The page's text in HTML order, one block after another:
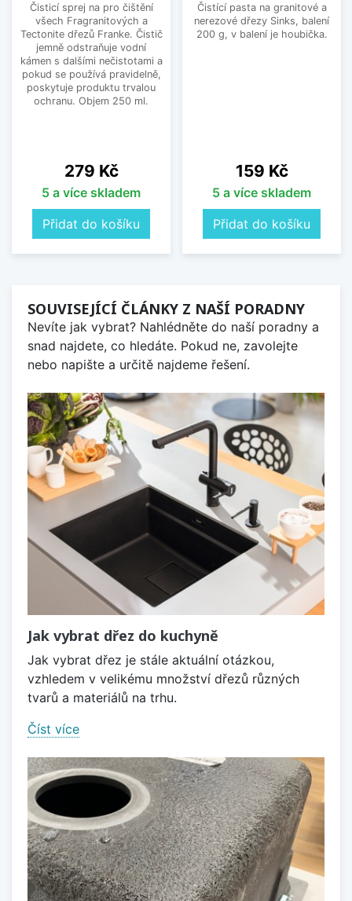
Čisticí sprej na pro čištění
všech Fragranitových a
Tectonite dřezů Franke. Čistič
jemně odstraňuje vodní
kámen s dalšími nečistotami a
pokud se používá pravidelně,
poskytuje produktu trvalou
ochranu. Objem 250 ml.
Cena
279 Kč
5 a více skladem
Přidat do košíku
Čistící pasta na granitové a
nerezové dřezy Sinks, balení
200 g, v balení je houbička.
Cena
159 Kč
5 a více skladem
Přidat do košíku
SOUVISEJÍCÍ ČLÁNKY Z NAŠÍ PORADNY
Nevíte jak vybrat? Nahlédněte do naší poradny a
snad najdete, co hledáte. Pokud ne, zavolejte
nebo napište a určitě najdeme řešení.
Jak vybrat dřez do kuchyně
Jak vybrat dřez je stále aktuální otázkou,
vzhledem v velikému množství dřezů různých
tvarů a materiálů na trhu.
Číst více